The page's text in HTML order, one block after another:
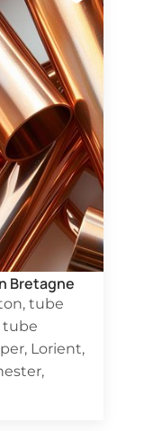
Bretagne
tube
tube
Lorient,